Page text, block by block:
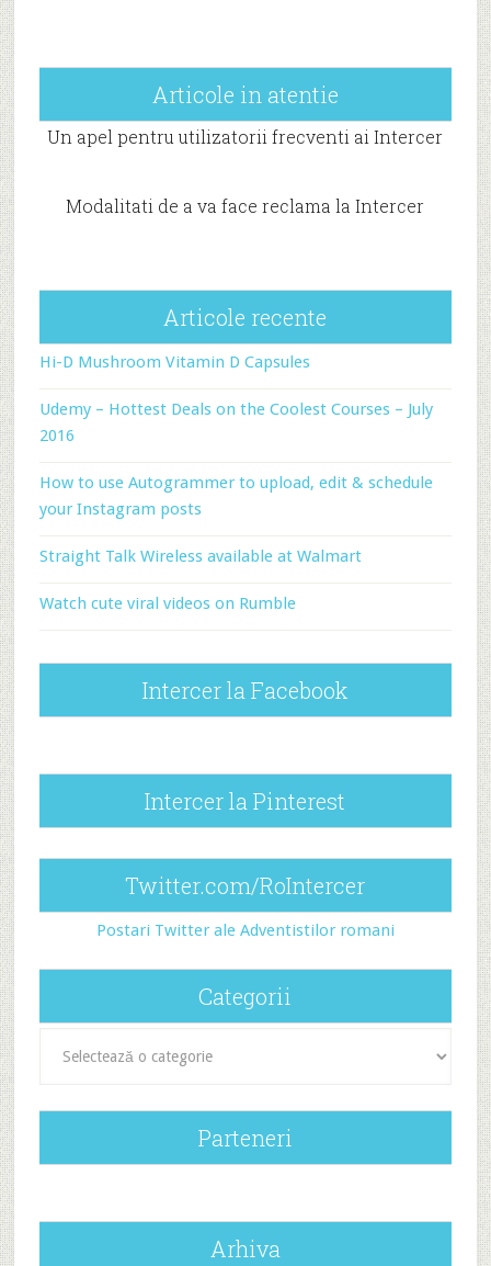
Articole in atentie
Un apel pentru utilizatorii frecventi ai Intercer
Modalitati de a va face reclama la Intercer
Articole recente
Hi-D Mushroom Vitamin D Capsules
Udemy – Hottest Deals on the Coolest Courses – July
2016
How to use Autogrammer to upload, edit & schedule
your Instagram posts
Straight Talk Wireless available at Walmart
Watch cute viral videos on Rumble
Intercer la Facebook
Intercer la Pinterest
Twitter.com/RoIntercer
Postari Twitter ale Adventistilor romani
Categorii
Parteneri
Arhiva